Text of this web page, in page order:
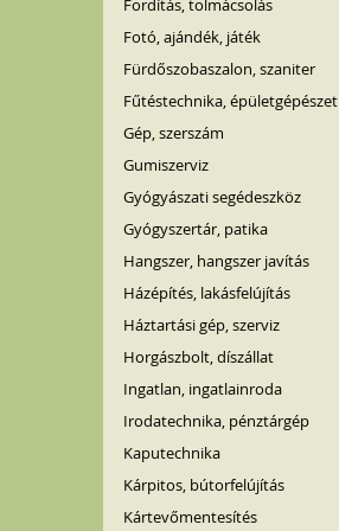
Fordítás, tolmácsolás
Fotó, ajándék, játék
Fürdőszobaszalon, szaniter
Fűtéstechnika, épületgépészet
Gép, szerszám
Gumiszerviz
Gyógyászati segédeszköz
Gyógyszertár, patika
Hangszer, hangszer javítás
Házépítés, lakásfelújítás
Háztartási gép, szerviz
Horgászbolt, díszállat
Ingatlan, ingatlainroda
Irodatechnika, pénztárgép
Kaputechnika
Kárpitos, bútorfelújítás
Kártevőmentesítés